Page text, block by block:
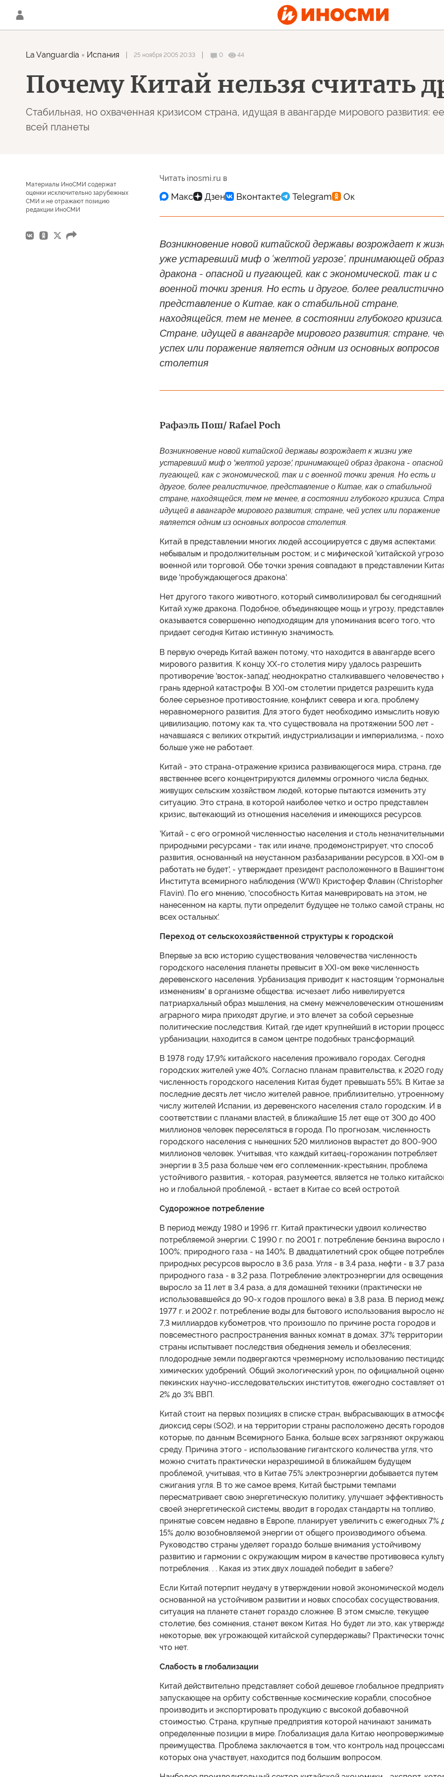
La Vanguardia Испания 25 ноября 2005 20:33 0 44
Почему Китай нельзя считать
Стабильная, но охваченная кризисом страна, идущая в авангарде мирового развития:
всей планеты
Материалы ИноСМИ содержат
оценки исключительно зарубежных
СМИ и не отражают позицию
редакции ИноСМИ
Читать inosmi.ru в
Возникновение новой китайской державы возрождает к
уже устаревший миф о 'желтой угрозе', принимающей образ
дракона - опасной и пугающей, как с экономической, так и с
военной точки зрения. Но есть и другое, более
представление о Китае, как о стабильной стране,
находящейся, тем не менее, в состоянии глубокого кризиса.
Стране, идущей в авангарде мирового развития; стране,
успех или поражение является одним из основных вопросов
столетия
Рафаэль Пош/ Rafael Poch
Возникновение новой китайской державы возрождает к жизни уже
устаревший миф о 'желтой угрозе', принимающей образ дракона -
пугающей, как с экономической, так и с военной точки зрения. Но есть и
другое, более реалистичное, представление о Китае, как о стабильной
стране, находящейся, тем не менее, в состоянии глубокого кризиса.
идущей в авангарде мирового развития; стране, чей успех или поражение
является одним из основных вопросов столетия.
Китай в представлении многих людей ассоциируется с двумя аспектами:
небывалым и продолжительным ростом; и с мифической 'китайской
военной или торговой. Обе точки зрения совпадают в представлении
виде 'пробуждающегося дракона'.
Нет другого такого животного, который символизировал бы сегодняшний
Китай хуже дракона. Подобное, объединяющее мощь и угрозу,
оказывается совершенно неподходящим для упоминания всего того, что
придает сегодня Китаю истинную значимость.
В первую очередь Китай важен потому, что находится в авангарде всего
мирового развития. К концу ХХ-го столетия миру удалось разрешить
противоречие 'восток-запад', неоднократно сталкивавшего человечество
грань ядерной катастрофы. В XXI-ом столетии придется разрешить куда
более серьезное противостояние, конфликт севера и юга, проблему
неравномерного развития. Для этого будет необходимо измыслить новую
цивилизацию, потому как та, что существовала на протяжении 500 лет -
начавшаяся с великих открытий, индустриализации и империализма, -
больше уже не работает.
Китай - это страна-отражение кризиса развивающегося мира, страна, где
явственнее всего концентрируются дилеммы огромного числа бедных,
живущих сельским хозяйством людей, которые пытаются изменить эту
ситуацию. Это страна, в которой наиболее четко и остро представлен
кризис, вытекающий из отношения населения и имеющихся ресурсов.
'Китай - с его огромной численностью населения и столь незначительными
природными ресурсами - так или иначе, продемонстрирует, что способ
развития, основанный на неустанном разбазаривании ресурсов, в XXI-ом
работать не будет', - утверждает президент расположенного в
Института всемирного наблюдения (WWI) Кристофер Флавин (Christopher
Flavin). По его мнению, 'способность Китая маневрировать на этом, не
нанесенном на карты, пути определит будущее не только самой страны,
всех остальных'.
Переход от сельскохозяйственной структуры к городской
Впервые за всю историю существования человечества численность
городского населения планеты превысит в XXI-ом веке численность
деревенского населения. Урбанизация приводит к настоящим
изменениям' в организме общества: исчезает либо нивелируется
патриархальный образ мышления, на смену межчеловеческим отношениям
аграрного мира приходят другие, и это влечет за собой серьезные
политические последствия. Китай, где идет крупнейший в истории процесс
урбанизации, находится в самом центре подобных трансформаций.
В 1978 году 17,9% китайского населения проживало городах. Сегодня
городских жителей уже 40%. Согласно планам правительства, к 2020 году
численность городского населения Китая будет превышать 55%. В Китае
последние десять лет число жителей равное, приблизительно, утроенному
числу жителей Испании, из деревенского населения стало городским. И в
соответствии с планами властей, в ближайшие 15 лет еще от 300 до 400
миллионов человек переселяться в города. По прогнозам, численность
городского населения с нынешних 520 миллионов вырастет до 800-900
миллионов человек. Учитывая, что каждый китаец-горожанин потребляет
энергии в 3,5 раза больше чем его соплеменник-крестьянин, проблема
устойчивого развития, - которая, разумеется, является не только
но и глобальной проблемой, - встает в Китае со всей остротой.
Судорожное потребление
В период между 1980 и 1996 гг. Китай практически удвоил количество
потребляемой энергии. С 1990 г. по 2001 г. потребление бензина выросло
100%; природного газа - на 140%. В двадцатилетний срок общее
природных ресурсов выросло в 3,6 раза. Угля - в 3,4 раза, нефти - в 3,7
природного газа - в 3,2 раза. Потребление электроэнергии для освещения
выросло за 11 лет в 3,4 раза, а для домашней техники (практически не
использовавшейся до 90-х годов прошлого века) в 3,8 раза. В период
1977 г. и 2002 г. потребление воды для бытового использования выросло
7,3 миллиардов кубометров, что произошло по причине роста городов и
повсеместного распространения ванных комнат в домах. 37% территории
страны испытывает последствия обеднения земель и обезлесения;
плодородные земли подвергаются чрезмерному использованию
химических удобрений. Общий экологический урон, по официальной
пекинских научно-исследовательских институтов, ежегодно составляет
2% до 3% ВВП.
Китай стоит на первых позициях в списке стран, выбрасывающих в
диоксид серы (SO2), и на территории страны расположено десять
которые, по данным Всемирного Банка, больше всех загрязняют
среду. Причина этого - использование гигантского количества угля, что
можно считать практически неразрешимой в ближайшем будущем
проблемой, учитывая, что в Китае 75% электроэнергии добывается путем
сжигания угля. В то же самое время, Китай быстрыми темпами
пересматривает свою энергетическую политику, улучшает эффективность
своей энергетической системы, вводит в городах стандарты на топливо,
принятые совсем недавно в Европе, планирует увеличить с ежегодных 7%
15% долю возобновляемой энергии от общего производимого объема.
Руководство страны уделяет гораздо больше внимания устойчивому
развитию и гармонии с окружающим миром в качестве противовеса
потребления. . . Какая из этих двух лошадей победит в забеге?
Если Китай потерпит неудачу в утверждении новой экономической
основанной на устойчивом развитии и новых способах сосуществования,
ситуация на планете станет гораздо сложнее. В этом смысле, текущее
столетие, без сомнения, станет веком Китая. Но будет ли это, как
некоторые, век угрожающей китайской супердержавы? Практически
что нет.
Слабость в глобализации
Китай действительно представляет собой дешевое глобальное
запускающее на орбиту собственные космические корабли, способное
производить и экспортировать продукцию с высокой добавочной
стоимостью. Страна, крупные предприятия которой начинают занимать
определенные позиции в мире. Глобализация дала Китаю неопровержимые
преимущества. Проблема заключается в том, что контроль над
которых она участвует, находится под большим вопросом.